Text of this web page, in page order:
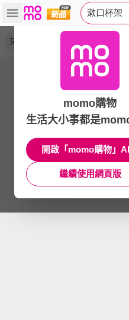
漱口杯架
牙刷架
momo購物
生活大小事都是
開啟「momo購物」
繼續使用網頁版